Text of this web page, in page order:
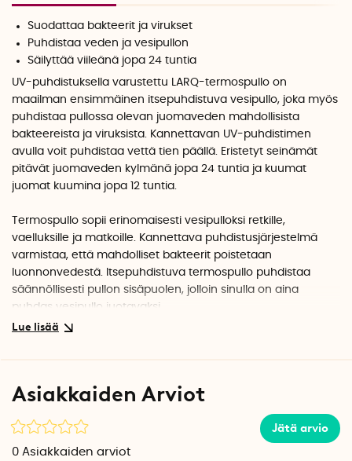
Suodattaa bakteerit ja virukset
Puhdistaa veden ja vesipullon
Säilyttää viileänä jopa 24 tuntia
UV-puhdistuksella varustettu LARQ-termospullo on
maailman ensimmäinen itsepuhdistuva vesipullo, joka myös
puhdistaa pullossa olevan juomaveden mahdollisista
bakteereista ja viruksista. Kannettavan UV-puhdistimen
avulla voit puhdistaa vettä tien päällä. Eristetyt seinämät
pitävät juomaveden kylmänä jopa 24 tuntia ja kuumat
juomat kuumina jopa 12 tuntia.
Termospullo sopii erinomaisesti vesipulloksi retkille,
vaelluksille ja matkoille. Kannettava puhdistusjärjestelmä
varmistaa, että mahdolliset bakteerit poistetaan
luonnonvedestä. Itsepuhdistuva termospullo puhdistaa
säännöllisesti pullon sisäpuolen, jolloin sinulla on aina
puhdas vesipullo juotavaksi.
varten tutustu tuotteeseen LARQ Termospullo
Näin vedenpuhdistus UV-C-valolla toimii
Asiakkaiden Arviot
Jätä arvio
0 Asiakkaiden arviot